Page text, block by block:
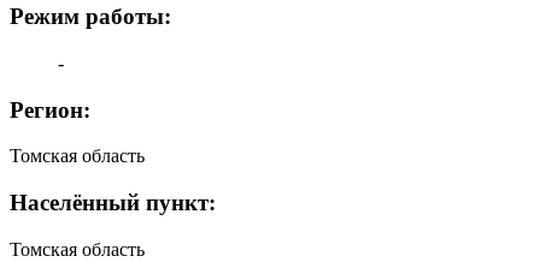
Режим работы:
-
Регион:
Томская область
Населённый пункт:
Томская область